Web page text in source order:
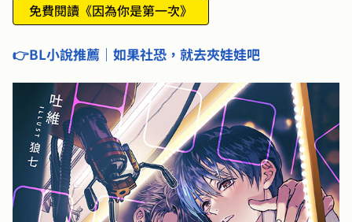
免費閱讀《因為你是第一次》
👉BL小說推薦｜如果社恐，就去夾娃娃吧